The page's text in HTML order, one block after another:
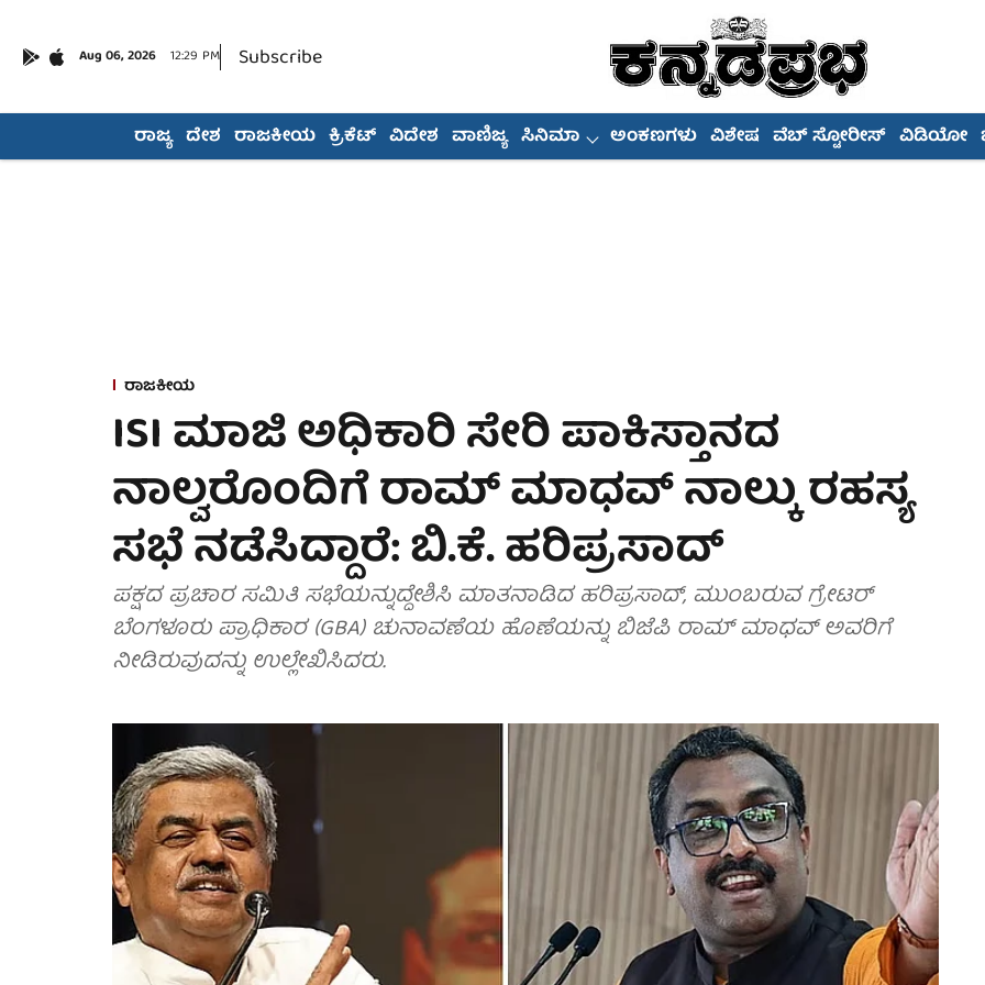
Aug 06, 2026 12:29 PM Subscribe
ರಾಜ್ಯ ದೇಶ ರಾಜಕೀಯ ಕ್ರಿಕೆಟ್ ವಿದೇಶ ವಾಣಿಜ್ಯ ಸಿನಿಮಾ ಅಂಕಣಗಳು ವಿಶೇಷ ವೆಬ್ ಸ್ಟೋರೀಸ್ ವಿಡಿಯೋ
ರಾಜಕೀಯ
ISI ಮಾಜಿ ಅಧಿಕಾರಿ ಸೇರಿ ಪಾಕಿಸ್ತಾನದ
ನಾಲ್ವರೊಂದಿಗೆ ರಾಮ್ ಮಾಧವ್ ನಾಲ್ಕು ರಹಸ್ಯ
ಸಭೆ ನಡೆಸಿದ್ದಾರೆ: ಬಿ.ಕೆ. ಹರಿಪ್ರಸಾದ್
ಪಕ್ಷದ ಪ್ರಚಾರ ಸಮಿತಿ ಸಭೆಯನ್ನುದ್ದೇಶಿಸಿ ಮಾತನಾಡಿದ ಹರಿಪ್ರಸಾದ್, ಮುಂಬರುವ ಗ್ರೇಟರ್
ಬೆಂಗಳೂರು ಪ್ರಾಧಿಕಾರ (GBA) ಚುನಾವಣೆಯ ಹೊಣೆಯನ್ನು ಬಿಜೆಪಿ ರಾಮ್ ಮಾಧವ್ ಅವರಿಗೆ
ನೀಡಿರುವುದನ್ನು ಉಲ್ಲೇಖಿಸಿದರು.